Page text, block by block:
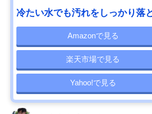
冷たい水でも汚れをしっかり落
Amazonで見る
楽天市場で見る
Yahoo!で見る